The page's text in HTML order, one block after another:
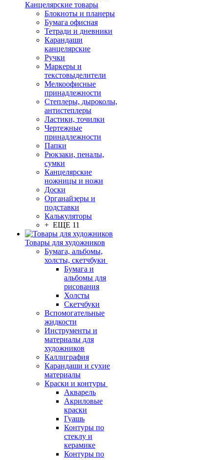
Канцелярские товары
Блокноты и планеры
Бумага офисная
Тетради и дневники
Карандаши
канцелярские
Ручки
Маркеры и
текстовыделители
Мелкоофисные
принадлежности
Степлеры, дыроколы,
антистеплеры
Ластики, точилки
Чертежные
принадлежности
Папки
Рюкзаки, пеналы,
сумки
Канцелярские
ножницы и ножи
Доски
Органайзеры и
подставки
Калькуляторы
+ ЕЩЕ 11
Товары для художников
Бумага, альбомы,
холсты, скетчбуки
Бумага и
альбомы для
рисования
Холсты
Скетчбуки
Вспомогательные
жидкости
Инструменты и
материалы для
художников
Каллиграфия
Карандаши и сухие
материалы
Краски и контуры
Акварель
Акриловые
краски
Гуашь
Контуры по
стеклу и
керамике
Контуры по